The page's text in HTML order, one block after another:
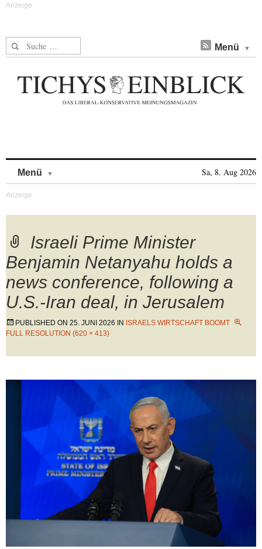
Suche nach: Menü
Menü Sa, 8. Aug 2026
Israeli Prime Minister
Benjamin Netanyahu holds a
news conference, following a
U.S.-Iran deal, in Jerusalem
PUBLISHED ON 25. JUNI 2026 IN ISRAELS WIRTSCHAFT BOOMT
FULL RESOLUTION (620 × 413)